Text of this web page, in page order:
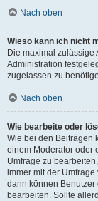
Nach oben
Wieso kann ich nicht
Die maximal zulässige
Administration
zugelassen zu
Nach oben
Wie bearbeite oder
Wie bei den Beiträgen
einem Moderator oder
Umfrage zu
immer mit der
dann können
bearbeiten. Sollte